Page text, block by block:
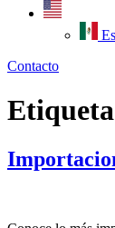
Contacto